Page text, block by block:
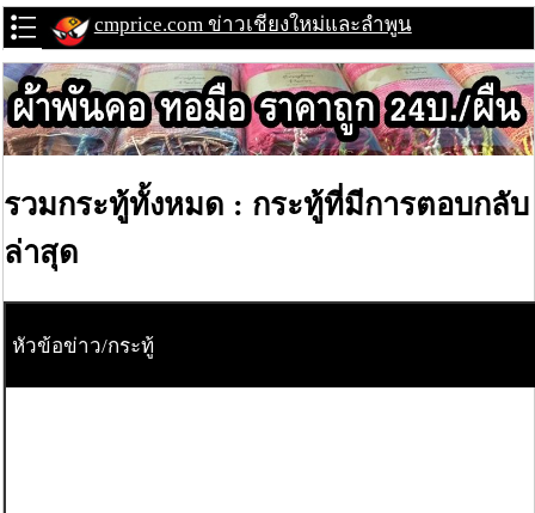
cmprice.com ข่าวเชียงใหม่และลำพูน
รวมกระทู้ทั้งหมด : กระทู้ที่มีการตอบกลับ
ล่าสุด
หัวข้อข่าว/กระทู้